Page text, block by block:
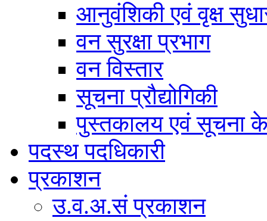
आनुवंशिकी एवं वृक्ष
वन सुरक्षा प्रभाग
वन विस्तार
सूचना प्रौद्योगिकी
पुस्तकालय एवं सूचना
पदस्थ पदधिकारी
प्रकाशन
उ.व.अ.सं प्रकाशन